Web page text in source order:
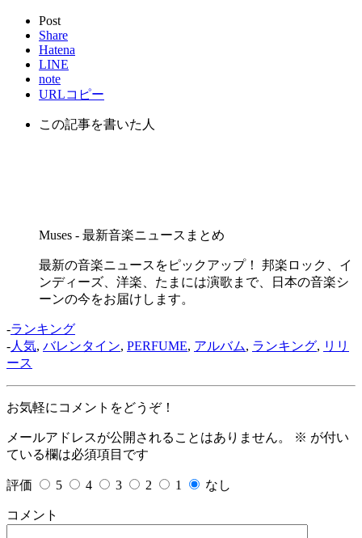
Post
Share
Hatena
LINE
note
URLコピー
この記事を書いた人
Muses - 最新音楽ニュースまとめ
最新の音楽ニュースをピックアップ！ 邦楽ロック、イ
ンディーズ、洋楽、たまには演歌まで、日本の音楽シ
ーンの今をお届けします。
-ランキング
-人気, バレンタイン, PERFUME, アルバム, ランキング, リリ
ース
お気軽にコメントをどうぞ！
メールアドレスが公開されることはありません。 ※ が付い
ている欄は必須項目です
評価 5 4 3 2 1 なし
コメント